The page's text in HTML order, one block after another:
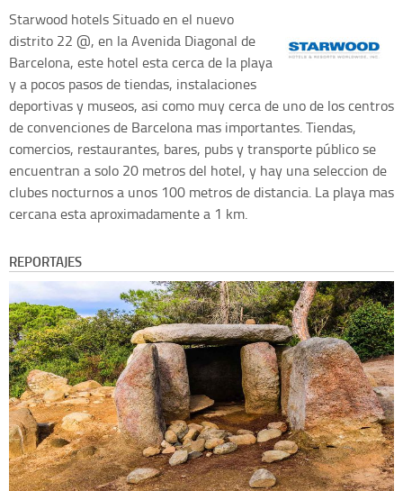
Starwood hotelsSituado en el nuevo
distrito 22 @, en la Avenida Diagonal de
Barcelona, este hotel esta cerca de la playa
y a pocos pasos de tiendas, instalaciones
deportivas y museos, asi como muy cerca de uno de los centros
de convenciones de Barcelona mas importantes. Tiendas,
comercios, restaurantes, bares, pubs y transporte público se
encuentran a solo 20 metros del hotel, y hay una seleccion de
clubes nocturnos a unos 100 metros de distancia. La playa mas
cercana esta aproximadamente a 1 km.
REPORTAJES